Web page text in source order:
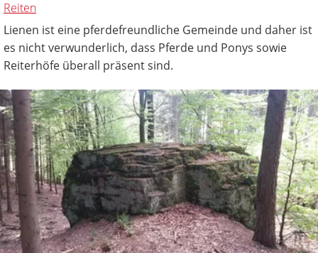
Reiten
Lienen ist eine pferdefreundliche Gemeinde und daher ist
es nicht verwunderlich, dass Pferde und Ponys sowie
Reiterhöfe überall präsent sind.